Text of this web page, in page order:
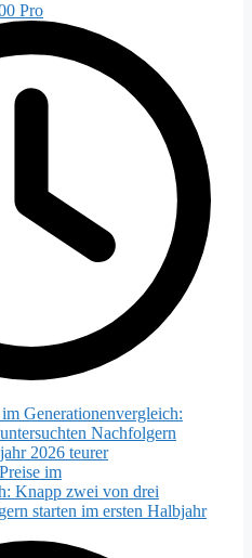
Pro
im
Knapp zwei von drei
starten im ersten Halbjahr